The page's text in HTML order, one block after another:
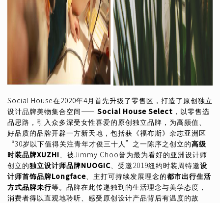
Social House在2020年4月首先升级了零售区，打造了原创独立
设计品牌美物集合空间—— Social House Select ，以零售选
品思路，引入众多深受女性喜爱的原创独立品牌，为高颜值、
好品质的品牌开辟一方新天地，包括获《福布斯》杂志亚洲区
“30岁以下值得关注青年才俊三十人”之一陈序之创立的高级
时装品牌XUZHI、被Jimmy Choo誉为最为看好的亚洲设计师
创立的独立设计师品牌NUOGIC、受邀2019纽约时装周特邀设
计师首饰品牌Longface、主打可持续发展理念的都市出行生活
方式品牌未行等。品牌在此传递独到的生活理念与美学态度，
消费者得以直观地聆听、感受原创设计产品背后有温度的故